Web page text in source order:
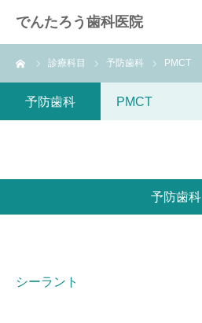
でんたろう歯科医院
診療科目 予防歯科 PMCT
予防歯科 PMCT
予防歯科
シーラント
医院概要
診療メニュー